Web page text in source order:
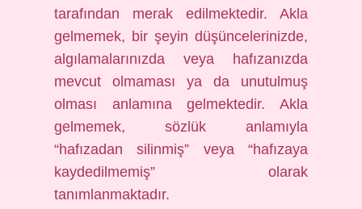
tarafından merak edilmektedir. Akla
gelmemek, bir şeyin düşüncelerinizde,
algılamalarınızda veya hafızanızda
mevcut olmaması ya da unutulmuş
olması anlamına gelmektedir. Akla
gelmemek, sözlük anlamıyla
“hafızadan silinmiş” veya “hafızaya
kaydedilmemiş” olarak
tanımlanmaktadır.